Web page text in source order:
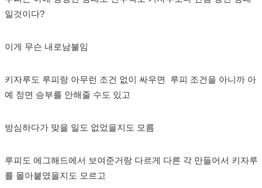
일것이다?
이게 무슨 내로남불임
키자루도 루피랑 아무런 조건 없이 싸우면 루피 조건을 아니까 아
예 정면 승부를 안해줄 수도 있고
방심하다가 맞을 일도 없었을지도 모름
루피도 에그해드에서 보여준거랑 다르게 다른 각 만들어서 키자루
를 몰아붙였을지도 모르고